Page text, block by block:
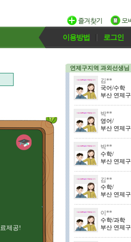
이용방법 로그인
제공!
연제구지역 과외선생님
김**
국어/수학
부산 연제구
박**
영어/
부산 연제구
박**
수학/
부산 연제구
김**
수학/
부산 연제구
이**
수학/과학
부산 연제구